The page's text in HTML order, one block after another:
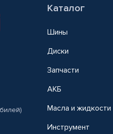
Каталог
Шины
Диски
Запчасти
АКБ
Масла и жидкости
Инструмент